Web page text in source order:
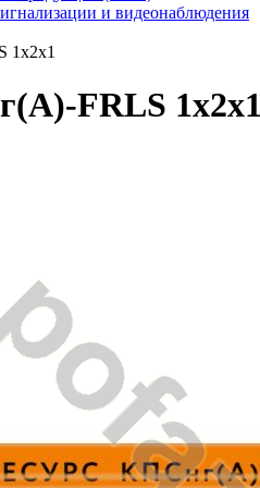
и видеонаблюдения
1x2x1
FRLS